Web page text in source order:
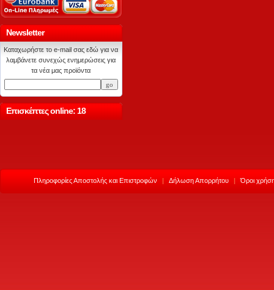
Newsletter
Καταχωρήστε το e-mail σας εδώ για να
λαμβάνετε συνεχώς ενημερώσεις για
τα νέα μας προϊόντα
Επισκέπτες online: 18
Πληροφορίες Αποστολής και Επιστροφών | Δήλωση Απορρήτου | Όροι